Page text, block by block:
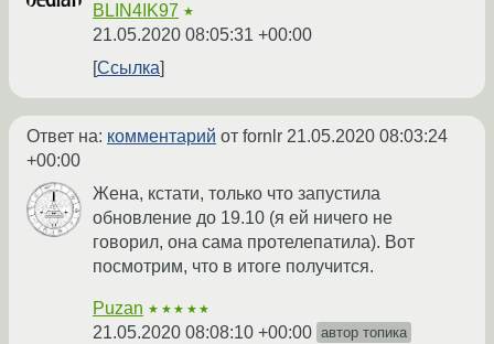
BLIN4IK97 ★
21.05.2020 08:05:31 +00:00
Ссылка
Ответ на: комментарий от fornlr 21.05.2020 08:03:24
+00:00
Жена, кстати, только что запустила
обновление до 19.10 (я ей ничего не
говорил, она сама протелепатила). Вот
посмотрим, что в итоге получится.
Puzan ★★★★★
21.05.2020 08:08:10 +00:00 автор топика